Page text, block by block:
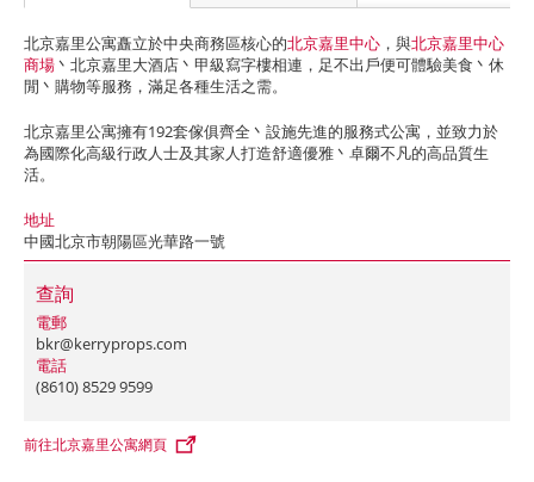
北京嘉里公寓矗立於中央商務區核心的北京嘉里中心 ，與北京嘉里中心
商場丶北京嘉里大酒店丶甲級寫字樓相連，足不出戶便可體驗美食丶休
閒丶購物等服務，滿足各種生活之需。
北京嘉里公寓擁有192套傢俱齊全丶設施先進的服務式公寓，並致力於
為國際化高級行政人士及其家人打造舒適優雅丶卓爾不凡的高品質生
活。
地址
中國北京市朝陽區光華路一號
查詢
電郵
bkr@kerryprops.com
電話
(8610) 8529 9599
前往北京嘉里公寓網頁